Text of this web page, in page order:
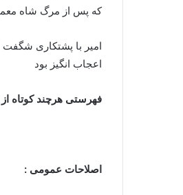
که پس از مرگ شاه
امیر با پشتکاری شگفت
اعجاب انگیز بود
فهرستی هرچند کوتاه
اصلاحات عمومی :